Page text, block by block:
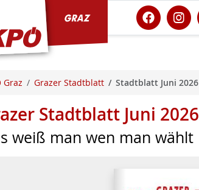
Graz Grazer Stadtblatt Stadtblatt Juni 2026
Stadtblatt Juni 2026
weiß man wen man wählt